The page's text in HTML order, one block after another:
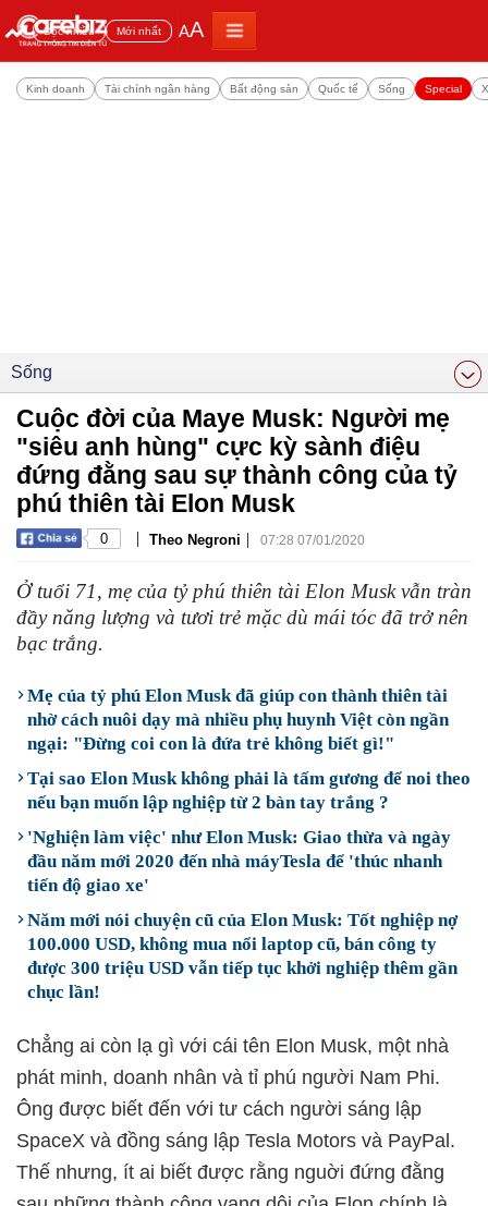
Đọc nhiều Mới nhất AA
Kinh doanh Tài chính ngân hàng Bất động sản Quốc tế Sống Special
Sống
Cuộc đời của Maye Musk: Người mẹ
"siêu anh hùng" cực kỳ sành điệu
đứng đằng sau sự thành công của tỷ
phú thiên tài Elon Musk
0 | Theo Negroni | 07:28 07/01/2020
Ở tuổi 71, mẹ của tỷ phú thiên tài Elon Musk vẫn tràn
đầy năng lượng và tươi trẻ mặc dù mái tóc đã trở nên
bạc trắng.
Mẹ của tỷ phú Elon Musk đã giúp con thành thiên tài
nhờ cách nuôi dạy mà nhiều phụ huynh Việt còn ngần
ngại: "Đừng coi con là đứa trẻ không biết gì!"
Tại sao Elon Musk không phải là tấm gương để noi theo
nếu bạn muốn lập nghiệp từ 2 bàn tay trắng ?
'Nghiện làm việc' như Elon Musk: Giao thừa và ngày
đầu năm mới 2020 đến nhà máyTesla để 'thúc nhanh
tiến độ giao xe'
Năm mới nói chuyện cũ của Elon Musk: Tốt nghiệp nợ
100.000 USD, không mua nổi laptop cũ, bán công ty
được 300 triệu USD vẫn tiếp tục khởi nghiệp thêm gần
chục lần!
Chẳng ai còn lạ gì với cái tên Elon Musk, một nhà
phát minh, doanh nhân và tỉ phú người Nam Phi.
Ông được biết đến với tư cách người sáng lập
SpaceX và đồng sáng lập Tesla Motors và PayPal.
Thế nhưng, ít ai biết được rằng nguời đứng đằng